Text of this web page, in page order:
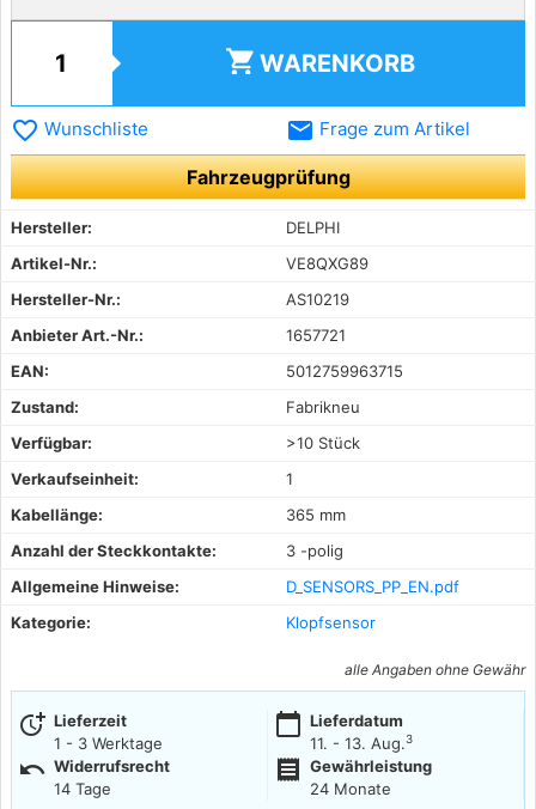
shopping_cart WARENKORB
favorite_border Wunschliste email Frage zum Artikel
Fahrzeugprüfung
Hersteller:
DELPHI
Artikel-Nr.:
VE8QXG89
Hersteller-Nr.:
AS10219
Anbieter Art.-Nr.:
1657721
EAN:
5012759963715
Zustand:
Fabrikneu
Verfügbar:
>10 Stück
Verkaufseinheit:
1
Kabellänge:
365 mm
Anzahl der Steckkontakte:
3 -polig
Allgemeine Hinweise:
D_SENSORS_PP_EN.pdf
Kategorie:
Klopfsensor
alle Angaben ohne Gewähr
more_time Lieferzeit
1 - 3 Werktage
calendar_today Lieferdatum
11. - 13. Aug.3
undo Widerrufsrecht
14 Tage
receipt
Gewährleistung
24 Monate